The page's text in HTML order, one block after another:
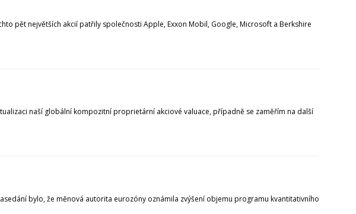
pět největších akcií patřily společnosti Apple, Exxon Mobil, Google, Microsoft a Berkshire
naší globální kompozitní proprietární akciové valuace, případně se zaměřím na další
bylo, že měnová autorita eurozóny oznámila zvýšení objemu programu kvantitativního